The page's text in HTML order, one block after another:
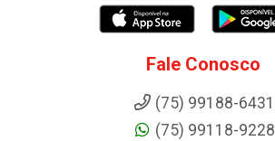
Fale Conosco
(75) 99188-6431
(75) 99118-9228